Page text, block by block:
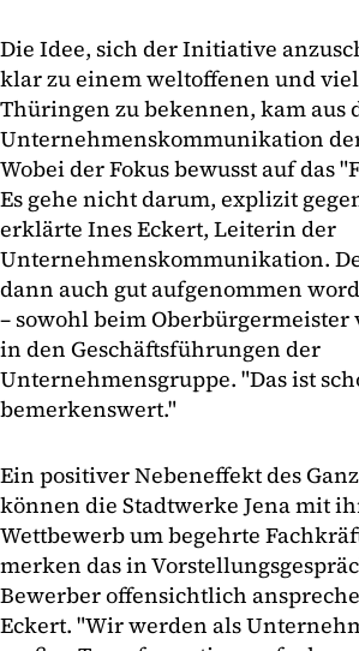
Die Idee, sich der Initiative
klar zu einem weltoffenen und
Thüringen zu bekennen, kam aus
Unternehmenskommunikation
Wobei der Fokus bewusst auf das
Es gehe nicht darum, explizit
erklärte Ines Eckert, Leiterin der
Unternehmenskommunikation.
dann auch gut aufgenommen
– sowohl beim Oberbürgermeister
in den Geschäftsführungen der
Unternehmensgruppe. "Das ist
bemerkenswert."
Ein positiver Nebeneffekt des
können die Stadtwerke Jena mit
Wettbewerb um begehrte
merken das in
Bewerber offensichtlich
Eckert. "Wir werden als